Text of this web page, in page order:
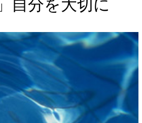
自分らしくマイペースに生きる
女性が増える社会へ
！無料
迷いをなくす一番の方法
おすすめページ
ロミロミスクールにご興味がある
方へ、ロミロミ施術体験＆スクー
ル相談会のご案内
自分を大切に